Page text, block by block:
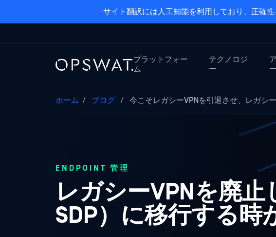
サイト翻訳には人工知能を利用しており、正確
プラットフォー
ム
テクノロジ
ー
ー
ホーム / ブログ / 今こそレガシーVPNを引退させ、レガシ
ENDPOINT 管理
レガシーVPNを廃
SDP）に移行する時